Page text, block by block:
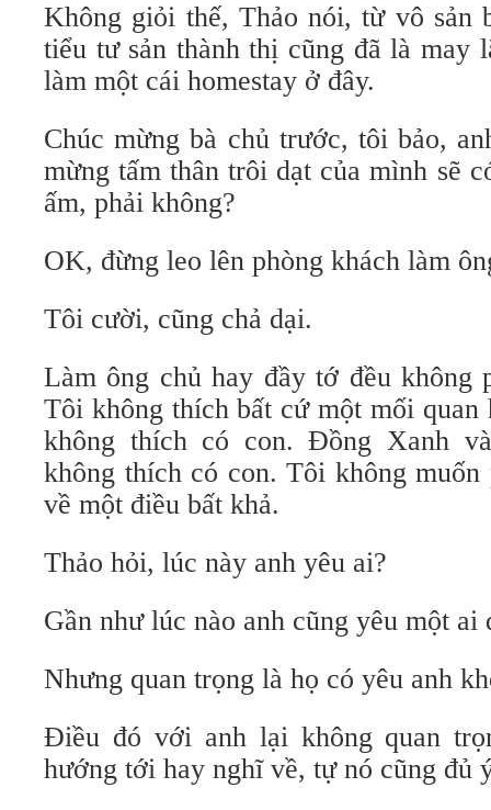
Không giỏi thế, Thảo nói, từ vô sản
tiểu tư sản thành thị cũng đã là may
làm một cái homestay ở đây.
Chúc mừng bà chủ trước, tôi bảo,
mừng tấm thân trôi dạt của mình sẽ
ấm, phải không?
OK, đừng leo lên phòng khách làm
Tôi cười, cũng chả dại.
Làm ông chủ hay đầy tớ đều không
Tôi không thích bất cứ một mối quan
không thích có con. Đồng Xanh
không thích có con. Tôi không
về một điều bất khả.
Thảo hỏi, lúc này anh yêu ai?
Gần như lúc nào anh cũng yêu một ai
Nhưng quan trọng là họ có yêu anh
Điều đó với anh lại không quan
hướng tới hay nghĩ về, tự nó cũng đủ